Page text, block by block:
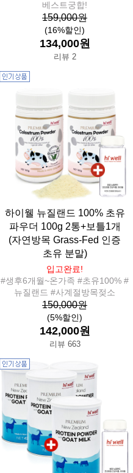
베스트궁합!
159,000원
(16%할인)
134,000원
리뷰 2
하이웰 뉴질랜드 100% 초유
파우더 100g 2통+보틀1개
(자연방목 Grass-Fed 인증
초유 분말)
입고완료!
#생후6개월~온가족 #초유100% #
뉴질랜드 #사계절방목젖소
150,000원
(5%할인)
142,000원
리뷰 663